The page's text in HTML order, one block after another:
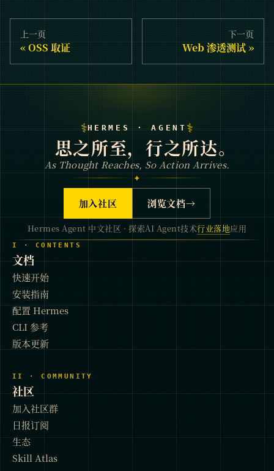
上一页
OSS 取证
下一页
Web 渗透测试
⚕HERMES · AGENT ⚕
思之所至，行之所达。
As Thought Reaches, So Action Arrives.
✦
加入社区 浏览文档→
Hermes Agent 中文社区 · 探索AI Agent技术行业落地应用
I · CONTENTS
文档
快速开始
安装指南
配置 Hermes
CLI 参考
版本更新
II · COMMUNITY
社区
加入社区群
日报订阅
生态
Skill Atlas